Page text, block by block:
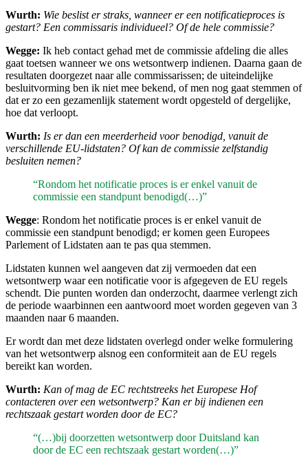
Wurth: Wie beslist er straks, wanneer er een notificatieproces is
gestart? Een commissaris individueel? Of de hele commissie?
Wegge: Ik heb contact gehad met de commissie afdeling die alles
gaat toetsen wanneer we ons wetsontwerp indienen. Daarna gaan de
resultaten doorgezet naar alle commissarissen; de uiteindelijke
besluitvorming ben ik niet mee bekend, of men nog gaat stemmen of
dat er zo een gezamenlijk statement wordt opgesteld of dergelijke,
hoe dat verloopt.
Wurth: Is er dan een meerderheid voor benodigd, vanuit de
verschillende EU-lidstaten? Of kan de commissie zelfstandig
besluiten nemen?
“Rondom het notificatie proces is er enkel vanuit de
commissie een standpunt benodigd(…)”
Wegge: Rondom het notificatie proces is er enkel vanuit de
commissie een standpunt benodigd; er komen geen Europees
Parlement of Lidstaten aan te pas qua stemmen.
Lidstaten kunnen wel aangeven dat zij vermoeden dat een
wetsontwerp waar een notificatie voor is afgegeven de EU regels
schendt. Die punten worden dan onderzocht, daarmee verlengt zich
de periode waarbinnen een aantwoord moet worden gegeven van 3
maanden naar 6 maanden.
Er wordt dan met deze lidstaten overlegd onder welke formulering
van het wetsontwerp alsnog een conformiteit aan de EU regels
bereikt kan worden.
Wurth: Kan of mag de EC rechtstreeks het Europese Hof
contacteren over een wetsontwerp? Kan er bij indienen een
rechtszaak gestart worden door de EC?
“(…)bij doorzetten wetsontwerp door Duitsland kan
door de EC een rechtszaak gestart worden(…)”